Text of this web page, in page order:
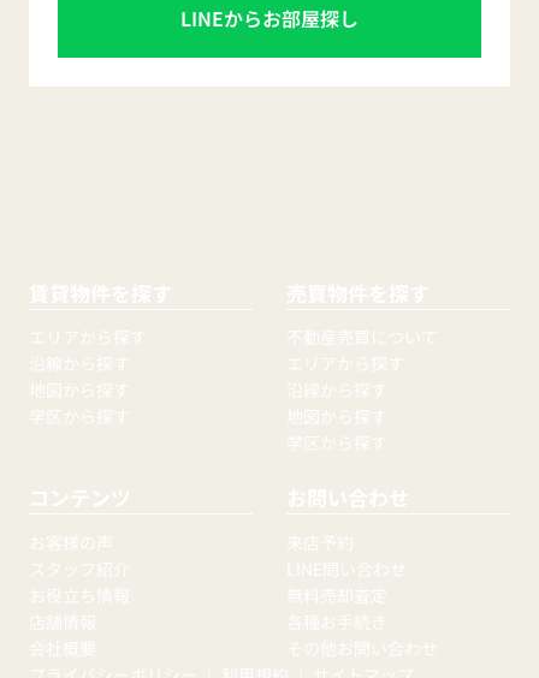
LINEからお部屋探し
賃貸物件を探す
エリアから探す
沿線から探す
地図から探す
学区から探す
売買物件を探す
不動産売買について
エリアから探す
沿線から探す
地図から探す
学区から探す
コンテンツ
お客様の声
スタッフ紹介
お役立ち情報
店舗情報
会社概要
お問い合わせ
来店予約
LINE問い合わせ
無料売却査定
各種お手続き
その他お問い合わせ